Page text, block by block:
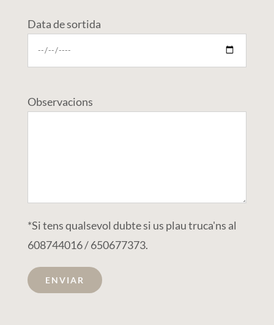
Data de sortida
Observacions
*Si tens qualsevol dubte si us plau truca'ns al
608744016 / 650677373.